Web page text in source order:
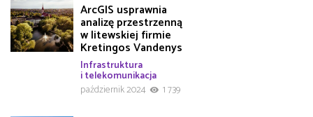
ArcGIS usprawnia
analizę przestrzenną
w litewskiej firmie
Kretingos Vandenys
Infrastruktura
i telekomunikacja
październik 2024
1 739